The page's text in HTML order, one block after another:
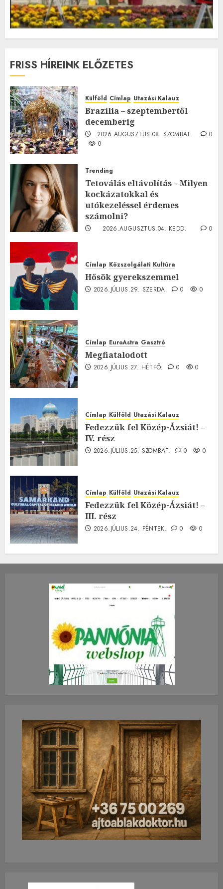
FRISS HÍREINK ELŐZETES
Külföld Címlap Utazási Kalauz
Brazília – szeptembertől
decemberig
2026.AUGUSZTUS.08. SZOMBAT.
0
0
Trending
Tetoválás eltávolítás – Milyen
kockázatokkal és
utókezeléssel érdemes
számolni?
2026.AUGUSZTUS.04. KEDD.
0
Címlap Közszolgálati Kultúra
Hősök gyerekszemmel
2026.JÚLIUS.29. SZERDA. 0 0
Címlap EuroAstra Gasztró
Megfiatalodott
2026.JÚLIUS.27. HÉTFŐ. 0 0
Címlap Külföld Utazási Kalauz
Fedezzük fel Közép-Ázsiát! –
IV. rész
2026.JÚLIUS.25. SZOMBAT. 0 0
Címlap Külföld Utazási Kalauz
Fedezzük fel Közép-Ázsiát! –
III. rész
2026.JÚLIUS.24. PÉNTEK. 0 0